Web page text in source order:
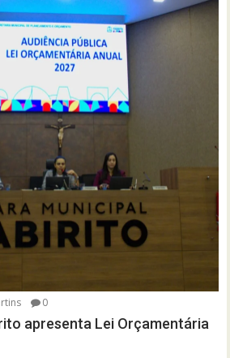
0
apresenta Lei Orçamentária